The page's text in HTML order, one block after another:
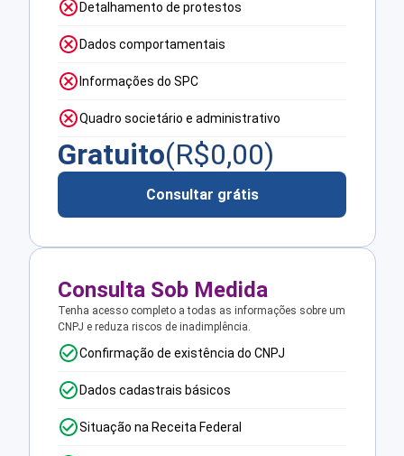
Detalhamento de protestos
Dados comportamentais
Informações do SPC
Quadro societário e administrativo
Gratuito(R$0,00)
Consultar grátis
Consulta Sob Medida
Tenha acesso completo a todas as informações sobre um
CNPJ e reduza riscos de inadimplência.
Confirmação de existência do CNPJ
Dados cadastrais básicos
Situação na Receita Federal